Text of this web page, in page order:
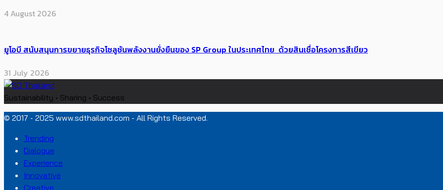
4 August 2026
ยูโอบี สนับสนุนการขยายธุรกิจโซลูชันพลังงานยั่งยืนของ SP Group ในประเทศไทย ด้วยสินเชื่อโครงการสีเขียว
31 July 2026
Sustainability • Sharing • Success
© 2017 - 2025 www.sdthailand.com - All Rights Reserved.
Trending
Dialogue
Experience
Innovative
Creative